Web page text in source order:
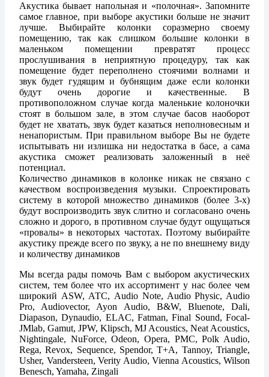
Акустика бывает напольная и «полочная». Запомните
самое главное, при выборе акустики больше не значит
лучше. Выбирайте колонки соразмерно своему
помещению, так как слишком большие колонки в
маленьком помещении превратят процесс
прослушивания в неприятную процедуру, так как
помещение будет переполнено стоячими волнами и
звук будет гудящим и бубнящим даже если колонки
будут очень дорогие и качественные. В
противоположном случае когда маленькие колоночки
стоят в большом зале, в этом случае басов наоборот
будет не хватать, звук будет казаться неполновесным и
ненапористым. При правильном выборе Вы не будете
испытывать ни излишка ни недостатка в басе, а сама
акустика сможет реализовать заложенный в неё
потенциал.
Количество динамиков в колонке никак не связано с
качеством воспроизведения музыки. Спроектировать
систему в которой множество динамиков (более 3-х)
будут воспроизводить звук слитно и согласовано очень
сложно и дорого, в противном случае будут ощущаться
«провалы» в некоторых частотах. Поэтому выбирайте
акустику прежде всего по звуку, а не по внешнему виду
и количеству динамиков
Мы всегда рады помочь Вам с выбором акустических
систем, тем более что их ассортимент у нас более чем
широкий ASW, АТС, Audio Note, Audio Physic, Audio
Pro, Audiovector, Ayon Audio, B&W, Bluenote, Dali,
Diapason, Dynaudio, ELAC, Fatman, Final Sound, Focal-
JMlab, Gamut, JPW, Klipsch, MJ Acoustics, Neat Acoustics,
Nightingale, NuForce, Odeon, Opera, PMC, Polk Audio,
Rega, Revox, Sequence, Spendor, T+A, Tannoy, Triangle,
Usher, Vandersteen, Verity Audio, Vienna Acoustics, Wilson
Benesch, Yamaha, Zingali